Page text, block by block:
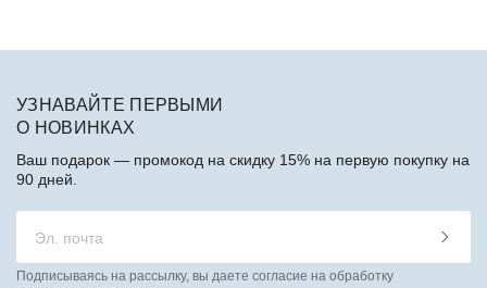
УЗНАВАЙТЕ ПЕРВЫМИ
О НОВИНКАХ
Ваш подарок — промокод на скидку 15% на первую покупку на
90 дней.
Подписываясь на рассылку, вы даете согласие на обработку